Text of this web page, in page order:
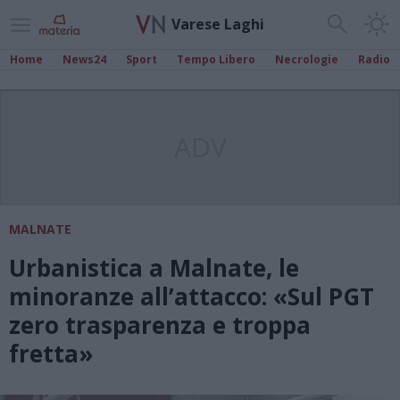
Varese Laghi
Home News24 Sport Tempo Libero Necrologie Radio
MALNATE
Urbanistica a Malnate, le
minoranze all’attacco: «Sul PGT
zero trasparenza e troppa
fretta»